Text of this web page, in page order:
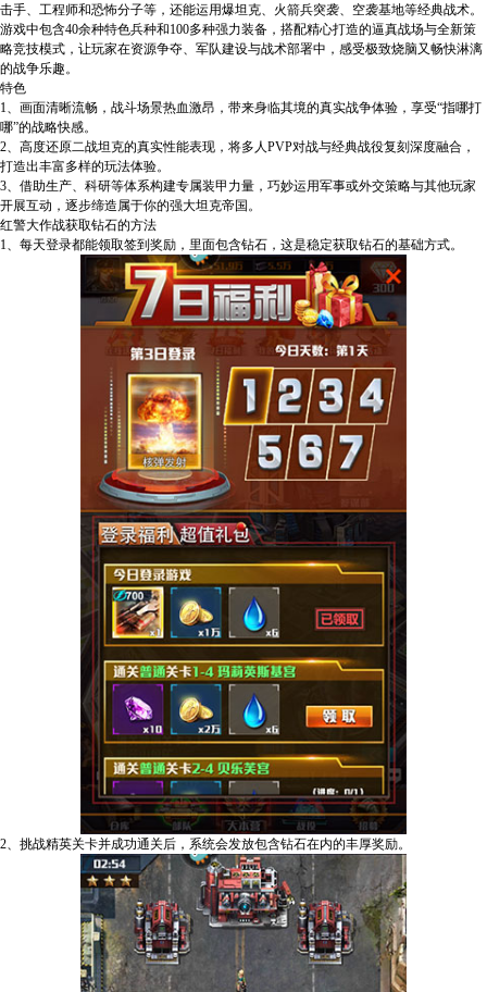
击手、工程师和恐怖分子等，还能运用爆坦克、火箭兵突袭、空袭基地等经典战术。
游戏中包含40余种特色兵种和100多种强力装备，搭配精心打造的逼真战场与全新策
略竞技模式，让玩家在资源争夺、军队建设与战术部署中，感受极致烧脑又畅快淋漓
的战争乐趣。
特色
1、画面清晰流畅，战斗场景热血激昂，带来身临其境的真实战争体验，享受“指哪打
哪”的战略快感。
2、高度还原二战坦克的真实性能表现，将多人PVP对战与经典战役复刻深度融合，
打造出丰富多样的玩法体验。
3、借助生产、科研等体系构建专属装甲力量，巧妙运用军事或外交策略与其他玩家
开展互动，逐步缔造属于你的强大坦克帝国。
红警大作战获取钻石的方法
1、每天登录都能领取签到奖励，里面包含钻石，这是稳定获取钻石的基础方式。
2、挑战精英关卡并成功通关后，系统会发放包含钻石在内的丰厚奖励。